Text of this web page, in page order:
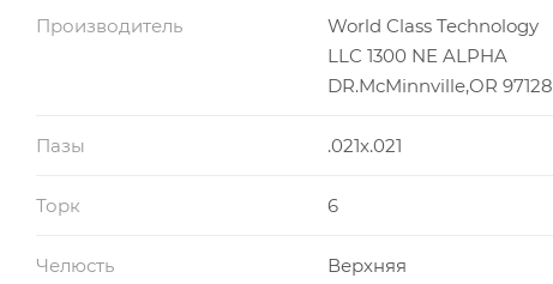
Производитель
World Class Technology
LLC 1300 NE ALPHA
DR.McMinnville,OR 97128
Пазы .021x.021
Торк 6
Челюсть Верхняя